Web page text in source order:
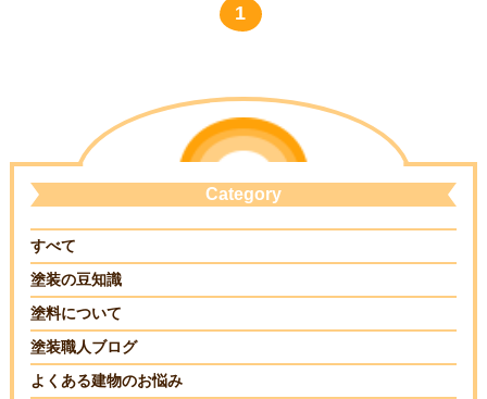
1
Category
すべて
塗装の豆知識
塗料について
塗装職人ブログ
よくある建物のお悩み